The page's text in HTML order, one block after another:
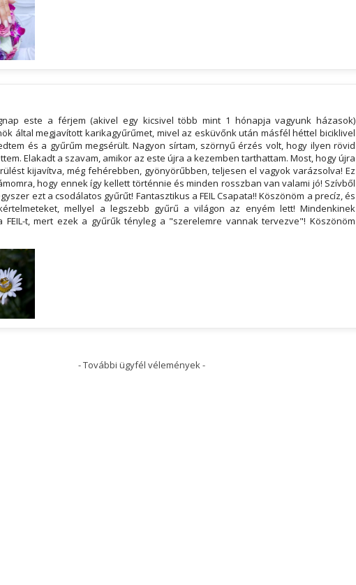
este a férjem (akivel egy kicsivel több mint 1 hónapja vagyunk házasok)
által megjavított karikagyűrűmet, mivel az esküvőnk után másfél héttel biciklivel
és a gyűrűm megsérült. Nagyon sírtam, szörnyű érzés volt, hogy ilyen rövid
Elakadt a szavam, amikor az este újra a kezemben tarthattam. Most, hogy újra
kijavítva, még fehérebben, gyönyörűbben, teljesen el vagyok varázsolva! Ez
hogy ennek így kellett történnie és minden rosszban van valami jó! Szívből
ezt a csodálatos gyűrűt! Fantasztikus a FEIL Csapata!! Köszönöm a precíz, és
mellyel a legszebb gyűrű a világon az enyém lett! Mindenkinek
FEIL-t, mert ezek a gyűrűk tényleg a "szerelemre vannak tervezve"! Köszönöm
- További ügyfél vélemények -